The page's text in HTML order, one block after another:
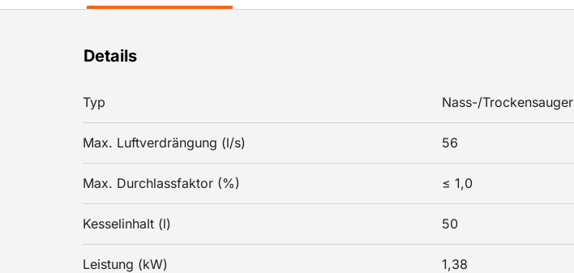
Details
Typ Nass-/Trockensauger
Max. Luftverdrängung (l/s) 56
Max. Durchlassfaktor (%) ≤ 1,0
Kesselinhalt (l) 50
Leistung (kW) 1,38